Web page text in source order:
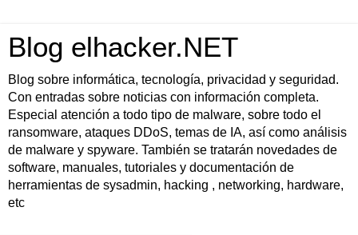
Blog elhacker.NET
Blog sobre informática, tecnología, privacidad y seguridad.
Con entradas sobre noticias con información completa.
Especial atención a todo tipo de malware, sobre todo el
ransomware, ataques DDoS, temas de IA, así como análisis
de malware y spyware. También se tratarán novedades de
software, manuales, tutoriales y documentación de
herramientas de sysadmin, hacking , networking, hardware,
etc